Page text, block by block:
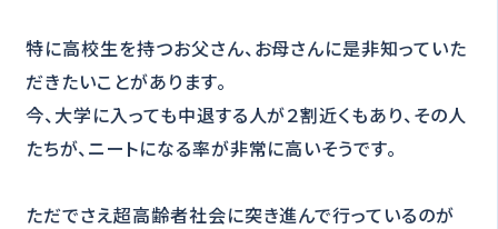
特に高校生を持つお父さん、お母さんに是非知っていた
だきたいことがあります。
今、大学に入っても中退する人が２割近くもあり、その人
たちが、ニートになる率が非常に高いそうです。
ただでさえ超高齢者社会に突き進んで行っているのが